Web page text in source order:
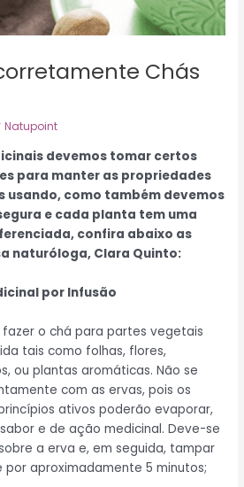
Chás
Natupoint
devemos tomar certos
para manter as propriedades
usando, como também devemos
e cada planta tem uma
confira abaixo as
naturóloga, Clara Quinto:
por Infusão
o chá para partes vegetais
tais como folhas, flores,
ou plantas aromáticas. Não se
com as ervas, pois os
ativos poderão evaporar,
e de ação medicinal. Deve-se
a erva e, em seguida, tampar
aproximadamente 5 minutos;